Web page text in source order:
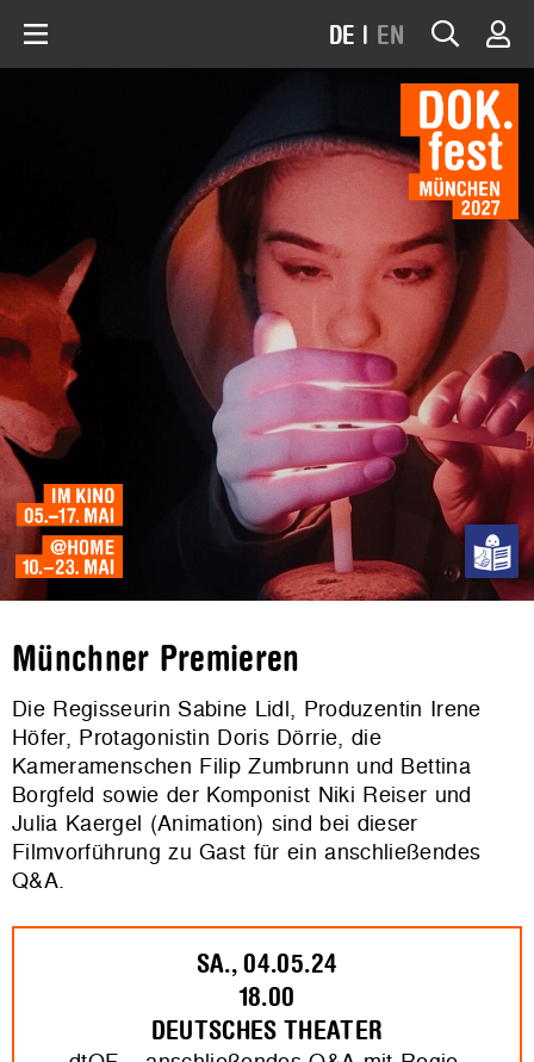
DE | EN
Münchner Premieren
Die Regisseurin Sabine Lidl, Produzentin Irene
Höfer, Protagonistin Doris Dörrie, die
Kameramenschen Filip Zumbrunn und Bettina
Borgfeld sowie der Komponist Niki Reiser und
Julia Kaergel (Animation) sind bei dieser
Filmvorführung zu Gast für ein anschließendes
Q&A.
SA., 04.05.24
18.00
DEUTSCHES THEATER